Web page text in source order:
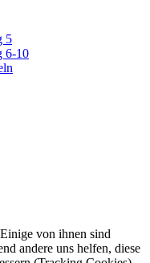
5
6-10
von ihnen sind
andere uns helfen, diese